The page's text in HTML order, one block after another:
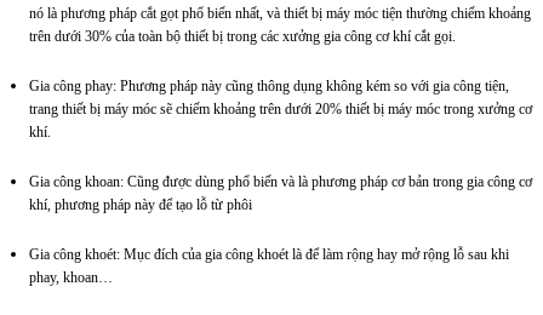
nó là phương pháp cắt gọt phổ biến nhất, và thiết bị máy móc tiện thường chiếm khoảng
trên dưới 30% của toàn bộ thiết bị trong các xưởng gia công cơ khí cắt gọi.
Gia công phay: Phương pháp này cũng thông dụng không kém so với gia công tiện,
trang thiết bị máy móc sẽ chiếm khoảng trên dưới 20% thiết bị máy móc trong xưởng cơ
khí.
Gia công khoan: Cũng được dùng phổ biến và là phương pháp cơ bản trong gia công cơ
khí, phương pháp này để tạo lỗ từ phôi
Gia công khoét: Mục đích của gia công khoét là để làm rộng hay mở rộng lỗ sau khi
phay, khoan…